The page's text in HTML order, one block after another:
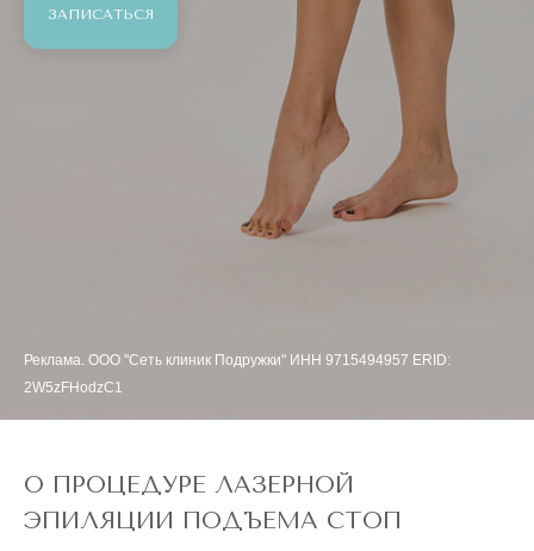
ЗАПИСАТЬСЯ
Реклама. ООО "Сеть клиник Подружки" ИНН 9715494957 ERID:
2W5zFHodzC1
О ПРОЦЕДУРЕ ЛАЗЕРНОЙ
ЭПИЛЯЦИИ ПОДЪЕМА СТОП